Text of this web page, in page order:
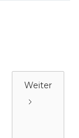
Weiter